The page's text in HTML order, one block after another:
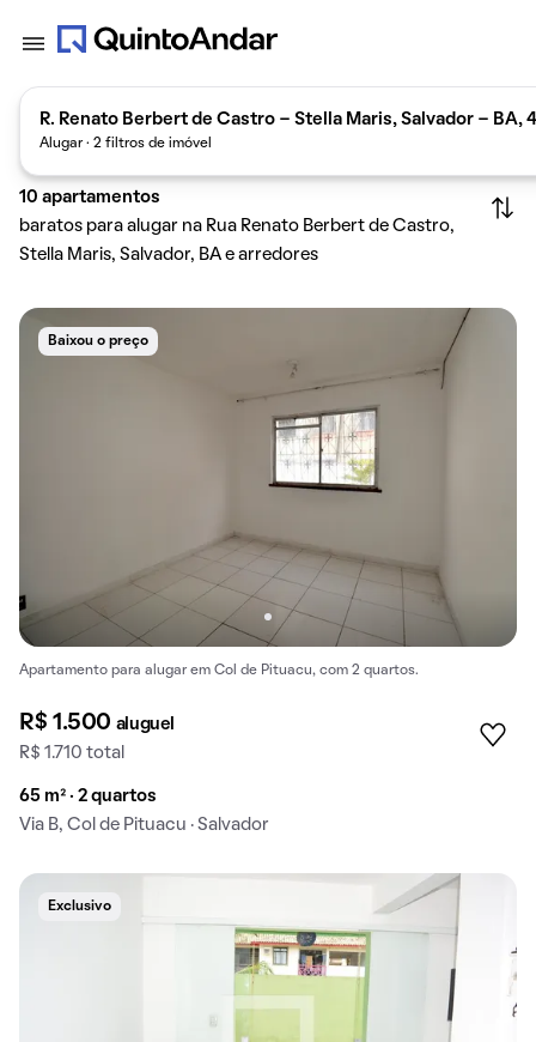
R. Renato Berbert de Castro - Stella Maris, Salvador - BA,
Alugar · 2 filtros de imóvel
10 apartamentos
baratos para alugar na Rua Renato Berbert de Castro,
Stella Maris, Salvador, BA e arredores
Baixou o preço
Apartamento para alugar em Col de Pituacu, com 2 quartos.
R$ 1.500 aluguel
R$ 1.710 total
65 m² · 2 quartos
Via B, Col de Pituacu · Salvador
Exclusivo